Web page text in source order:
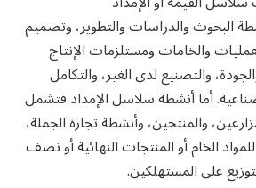
البحوث والدراسات والتطوير، وتصميم
والخامات ومستلزمات الإنتاج
والتصنيع لدى الغير، والتكامل
أما أنشطة سلاسل الإمداد فتشمل
والمنتجين، وأنشطة تجارة الجملة،
الخام أو المنتجات النهائية أو نصف
على المستهلكين.